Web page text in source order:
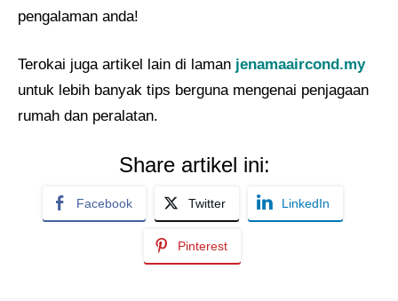
pengalaman anda!
Terokai juga artikel lain di laman jenamaaircond.my
untuk lebih banyak tips berguna mengenai penjagaan
rumah dan peralatan.
Share artikel ini:
Facebook Twitter LinkedIn
Pinterest